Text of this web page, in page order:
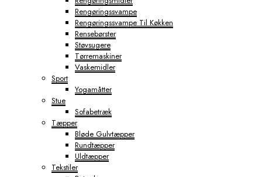
Rengøringssvampe
Rengøringssvampe Til Køkken
Rensebørster
Støvsugere
Tørremaskiner
Vaskemidler
Sport
Yogamåtter
Stue
Sofabetræk
Tæpper
Bløde Gulvtæpper
Rundtæpper
Uldtæpper
Tekstiler